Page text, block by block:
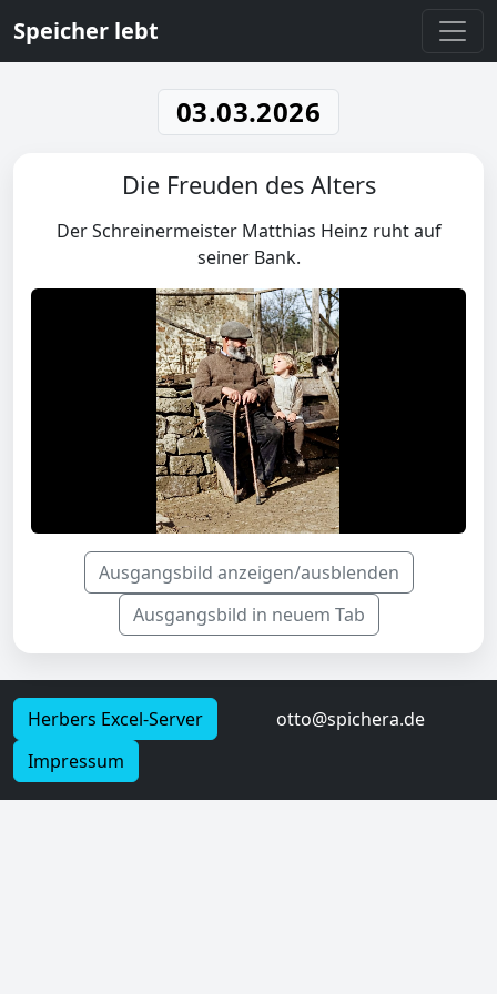
Speicher lebt
03.03.2026
Die Freuden des Alters
Der Schreinermeister Matthias Heinz ruht auf
seiner Bank.
Ausgangsbild anzeigen/ausblenden
Ausgangsbild in neuem Tab
Herbers Excel-Server
otto@spichera.de
Impressum